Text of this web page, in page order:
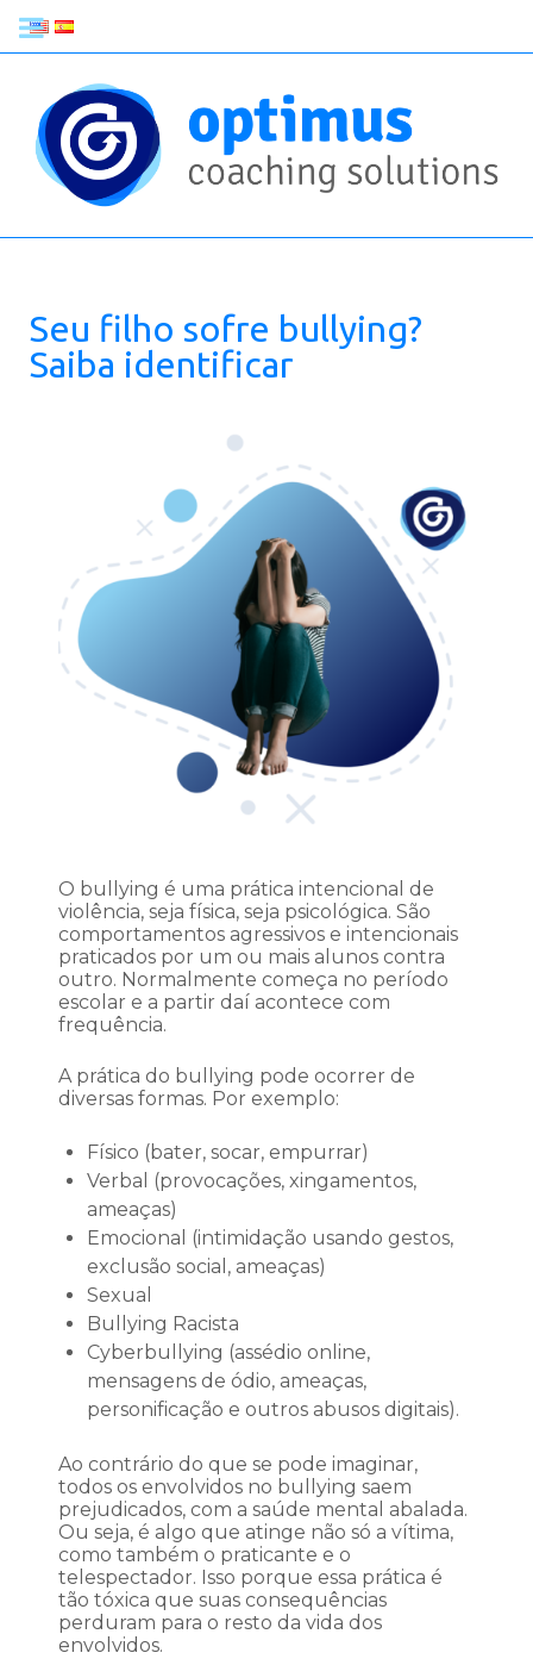
Seu filho sofre bullying?
Saiba identificar
O bullying é uma prática intencional de
violência, seja física, seja psicológica. São
comportamentos agressivos e intencionais
praticados por um ou mais alunos contra
outro. Normalmente começa no período
escolar e a partir daí acontece com
frequência.
A prática do bullying pode ocorrer de
diversas formas. Por exemplo:
Físico (bater, socar, empurrar)
Verbal (provocações, xingamentos,
ameaças)
Emocional (intimidação usando gestos,
exclusão social, ameaças)
Sexual
Bullying Racista
Cyberbullying (assédio online,
mensagens de ódio, ameaças,
personificação e outros abusos digitais).
Ao contrário do que se pode imaginar,
todos os envolvidos no bullying saem
prejudicados, com a saúde mental abalada.
Ou seja, é algo que atinge não só a vítima,
como também o praticante e o
telespectador. Isso porque essa prática é
tão tóxica que suas consequências
perduram para o resto da vida dos
envolvidos.